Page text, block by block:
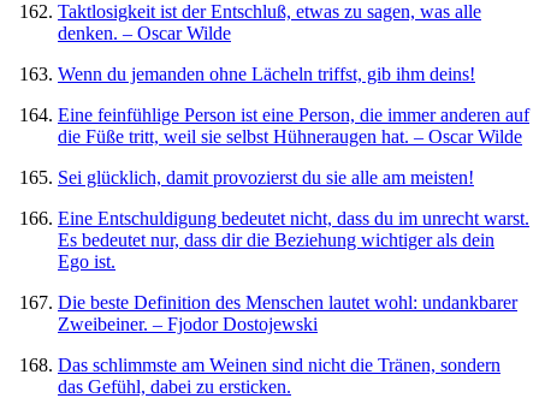
Taktlosigkeit ist der Entschluß, etwas zu sagen, was alle
denken. – Oscar Wilde
Wenn du jemanden ohne Lächeln triffst, gib ihm deins!
Eine feinfühlige Person ist eine Person, die immer anderen auf
die Füße tritt, weil sie selbst Hühneraugen hat. – Oscar Wilde
Sei glücklich, damit provozierst du sie alle am meisten!
Eine Entschuldigung bedeutet nicht, dass du im unrecht warst.
Es bedeutet nur, dass dir die Beziehung wichtiger als dein
Ego ist.
Die beste Definition des Menschen lautet wohl: undankbarer
Zweibeiner. – Fjodor Dostojewski
Das schlimmste am Weinen sind nicht die Tränen, sondern
das Gefühl, dabei zu ersticken.